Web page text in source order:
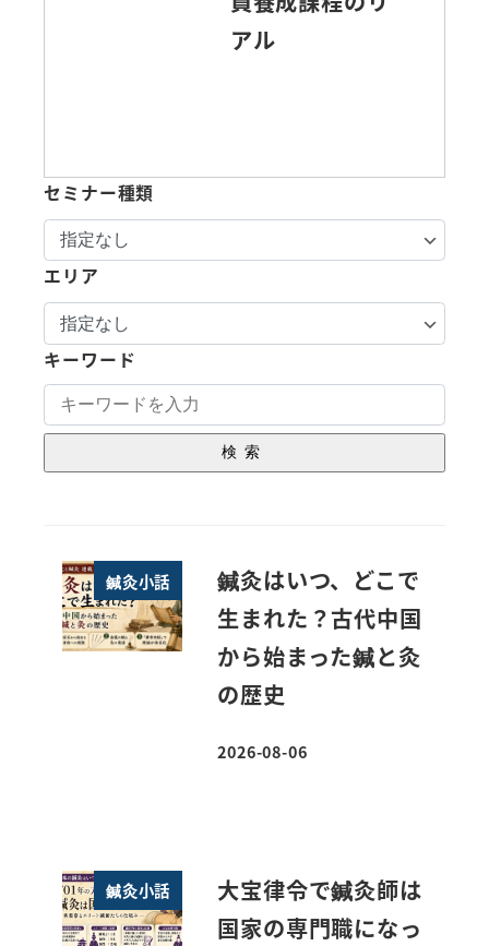
アル
セミナー種類
エリア
キーワード
検索
鍼灸小話
鍼灸はいつ、どこで
生まれた？古代中国
から始まった鍼と灸
の歴史
投稿日
2026-08-06
鍼灸小話
大宝律令で鍼灸師は
国家の専門職になっ